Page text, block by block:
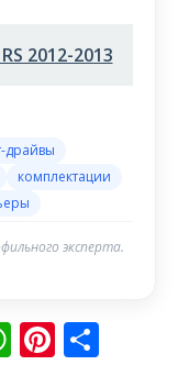
2012-2013
драйвы
комплектации
эксперта.